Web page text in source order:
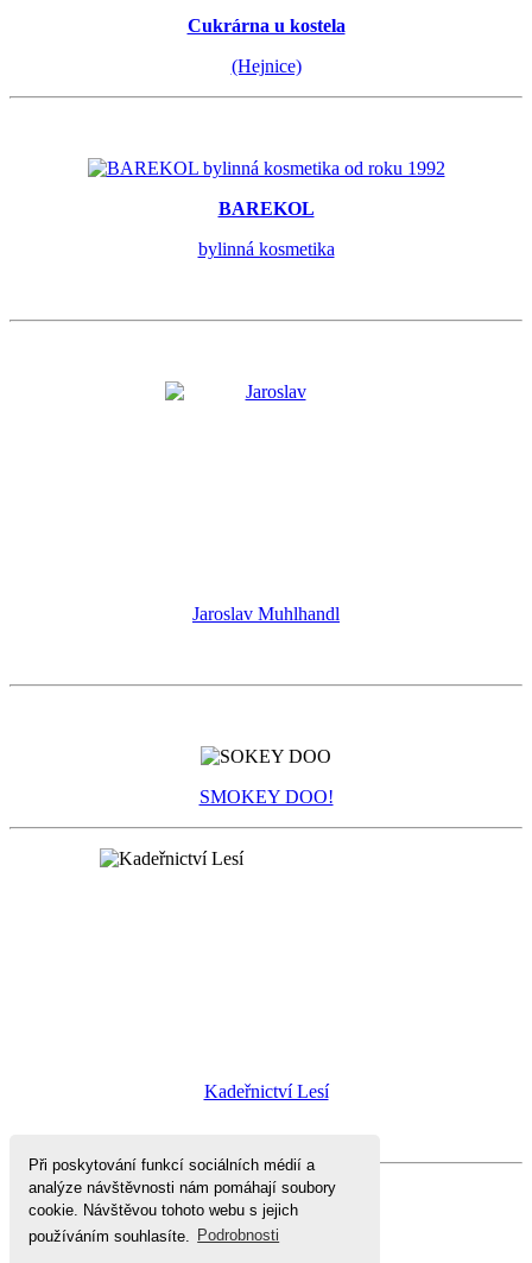
Při poskytování funkcí sociálních médií a
analýze návštěvnosti nám pomáhají soubory
cookie. Návštěvou tohoto webu s jejich
používáním souhlasíte.
Podrobnosti
Cukrárna u kostela
(Hejnice)
BAREKOL
bylinná kosmetika
Jaroslav Muhlhandl
SMOKEY DOO!
Kadeřnictví Lesí